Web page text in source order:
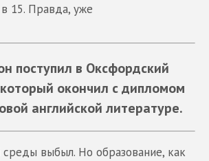
15. Правда, уже
поступил в Оксфордский
окончил с дипломом
английской литературе.
выбыл. Но образование, как